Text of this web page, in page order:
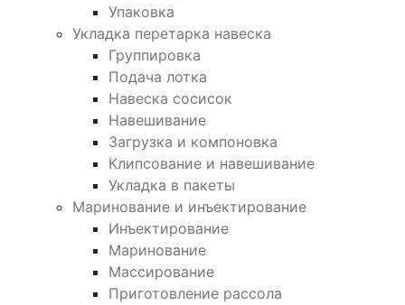
Упаковка
Укладка перетарка навеска
Группировка
Подача лотка
Навеска сосисок
Навешивание
Загрузка и компоновка
Клипсование и навешивание
Укладка в пакеты
Маринование и инъектирование
Инъектирование
Маринование
Массирование
Приготовление рассола